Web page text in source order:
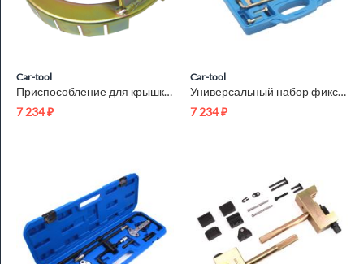
Car-tool
Приспособление для крышки насоса Mercedes Benz Car-Tool CT-A1399
7 234₽
Car-tool
Универсальный набор фиксаторов для бензиновых и дизельных дви...
7 234₽